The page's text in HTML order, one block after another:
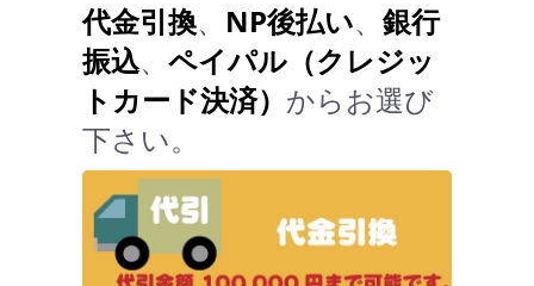
代金引換、 NP後払い、 銀行
振込、 ペイパル（クレジッ
トカード決済） からお選び
下さい。